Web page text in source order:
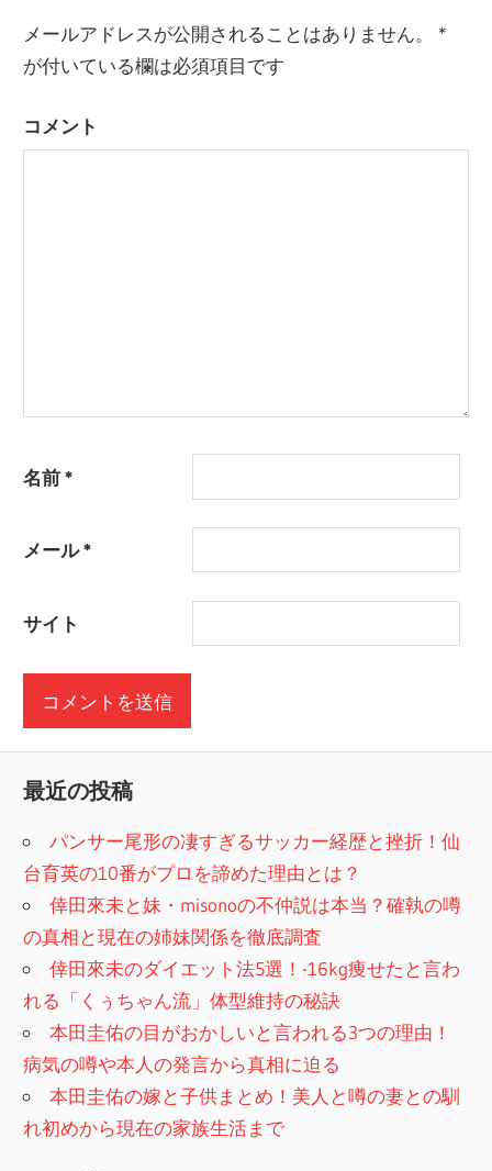
ゲ
ー
ョ
メールアドレスが公開されることはありません。
*
が付いている欄は必須項目です
コメント
名前*
メール*
サイト
最近の投稿
パンサー尾形の凄すぎるサッカー経歴と挫折！仙
台育英の10番がプロを諦めた理由とは？
倖田來未と妹・misonoの不仲説は本当？確執の噂
の真相と現在の姉妹関係を徹底調査
倖田來未のダイエット法5選！-16kg痩せたと言わ
れる「くぅちゃん流」体型維持の秘訣
本田圭佑の目がおかしいと言われる3つの理由！
病気の噂や本人の発言から真相に迫る
本田圭佑の嫁と子供まとめ！美人と噂の妻との馴
れ初めから現在の家族生活まで